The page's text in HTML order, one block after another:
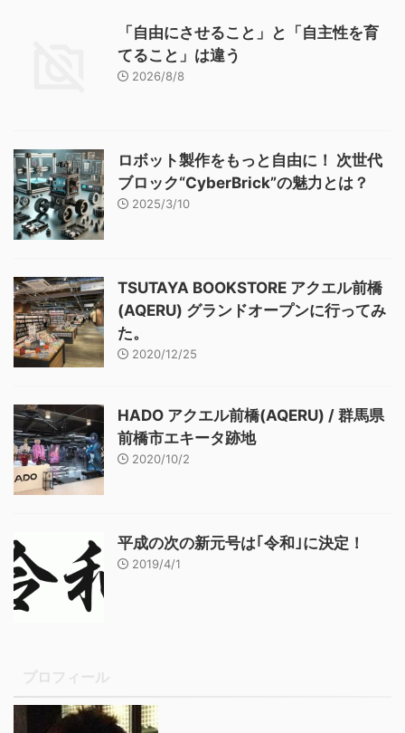
「自由にさせること」と「自主性を育
てること」は違う
2026/8/8
ロボット製作をもっと自由に！ 次世代
ブロック“CyberBrick”の魅力とは？
2025/3/10
TSUTAYA BOOKSTORE アクエル前橋
(AQERU) グランドオープンに行ってみ
た。
2020/12/25
HADO アクエル前橋(AQERU) / 群馬県
前橋市エキータ跡地
2020/10/2
平成の次の新元号は｢令和｣に決定！
2019/4/1